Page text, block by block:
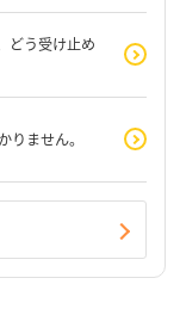
どう受け止め
りません。